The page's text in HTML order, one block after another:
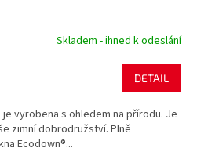
Skladem - ihned k odeslání
DETAIL
vyrobena s ohledem na přírodu. Je
zimní dobrodružství. Plně
Ecodown®...